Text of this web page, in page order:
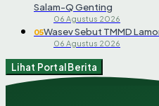
Salam-Q Genting
06 Agustus 2026
05Wasev Sebut TMMD
06 Agustus 2026
Lihat Portal Berita